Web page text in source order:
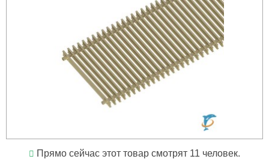
Прямо сейчас этот товар смотрят 11 человек.